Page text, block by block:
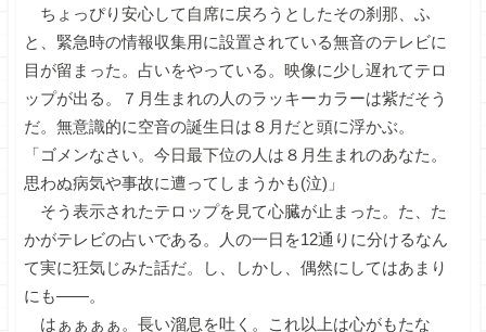
ちょっぴり安心して自席に戻ろうとしたその刹那、ふ
と、緊急時の情報収集用に設置されている無音のテレビに
目が留まった。占いをやっている。映像に少し遅れてテロ
ップが出る。７月生まれの人のラッキーカラーは紫だそう
だ。無意識的に空音の誕生日は８月だと頭に浮かぶ。
「ゴメンなさい。今日最下位の人は８月生まれのあなた。
思わぬ病気や事故に遭ってしまうかも(泣)」
そう表示されたテロップを見て心臓が止まった。た、た
かがテレビの占いである。人の一日を12通りに分けるなん
て実に狂気じみた話だ。し、しかし、偶然にしてはあまり
にも――。
はぁぁぁぁ。長い溜息を吐く。これ以上は心がもたな